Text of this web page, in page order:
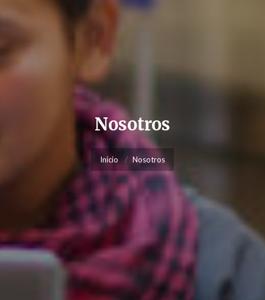
Nosotros
Inicio Nosotros